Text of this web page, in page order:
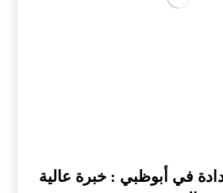
في أبوظبي : خبرة عالية